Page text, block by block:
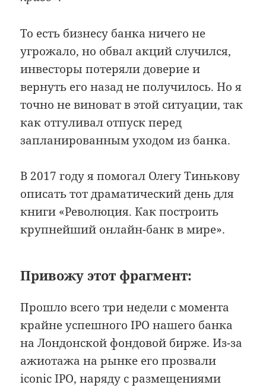
То есть бизнесу банка ничего не
угрожало, но обвал акций случился,
инвесторы потеряли доверие и
вернуть его назад не получилось. Но я
точно не виноват в этой ситуации, так
как отгуливал отпуск перед
запланированным уходом из банка.
В 2017 году я помогал Олегу Тинькову
описать тот драматический день для
книги «Революция. Как построить
крупнейший онлайн-банк в мире».
Привожу этот фрагмент:
Прошло всего три недели с момента
крайне успешного IPO нашего банка
на Лондонской фондовой бирже. Из-за
ажиотажа на рынке его прозвали
iconic IPO, наряду с размещениями